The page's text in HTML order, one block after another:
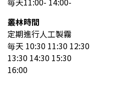
叢林時間
定期進行人工製霧
毎天 10:30 11:30 12:30
13:30 14:30 15:30
16:00